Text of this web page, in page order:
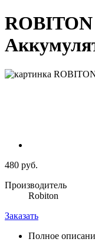
480 руб.
Производитель
Robiton
Заказать
Полное